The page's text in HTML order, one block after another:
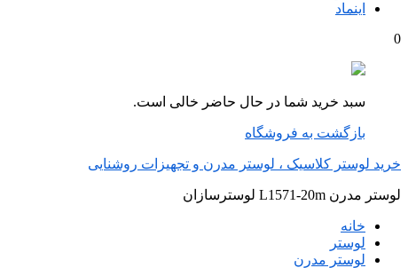
اینماد
0
سبد خرید شما در حال حاضر خالی است.
بازگشت به فروشگاه
خرید لوستر کلاسیک ، لوستر مدرن و تجهیزات روشنایی
لوستر مدرن L1571-20m لوسترسازان
خانه
لوستر
لوستر مدرن